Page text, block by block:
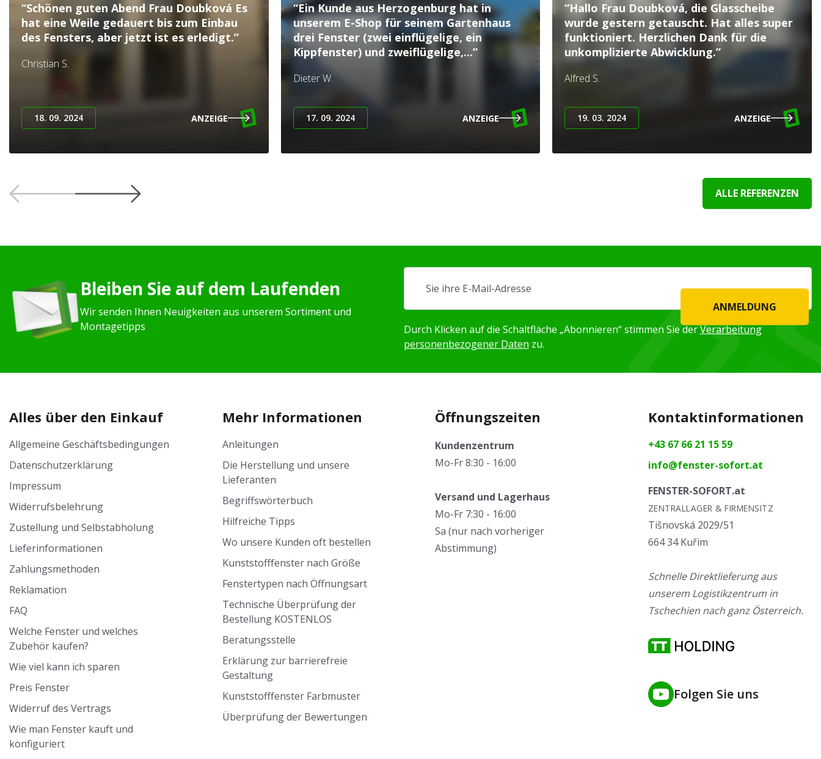
“Schönen guten Abend Frau Doubková Es
hat eine Weile gedauert bis zum Einbau
des Fensters, aber jetzt ist es erledigt.”
Christian S.
18. 09. 2024 ANZEIGE
“Ein Kunde aus Herzogenburg hat in
unserem E-Shop für seinem Gartenhaus
drei Fenster (zwei einflügelige, ein
Kippfenster) und zweiflügelige,...”
Dieter W.
17. 09. 2024 ANZEIGE
“Hallo Frau Doubková, die Glasscheibe
wurde gestern getauscht. Hat alles super
funktioniert. Herzlichen Dank für die
unkomplizierte Abwicklung.”
Alfred S.
19. 03. 2024 ANZEIGE
ALLE REFERENZEN
Bleiben Sie auf dem Laufenden
Wir senden Ihnen Neuigkeiten aus unserem Sortiment und
Montagetipps
ANMELDUNG
Durch Klicken auf die Schaltfläche „Abonnieren“ stimmen Sie derVerarbeitung
personenbezogener Daten zu.
Alles über den Einkauf
Allgemeine Geschäftsbedingungen
Datenschutzerklärung
Impressum
Widerrufsbelehrung
Zustellung und Selbstabholung
Lieferinformationen
Zahlungsmethoden
Reklamation
FAQ
Welche Fenster und welches
Zubehör kaufen?
Wie viel kann ich sparen
Preis Fenster
Widerruf des Vertrags
Wie man Fenster kauft und
konfiguriert
Mehr Informationen
Anleitungen
Die Herstellung und unsere
Lieferanten
Begriffswörterbuch
Hilfreiche Tipps
Wo unsere Kunden oft bestellen
Kunststofffenster nach Größe
Fenstertypen nach Öffnungsart
Technische Überprüfung der
Bestellung KOSTENLOS
Beratungsstelle
Erklärung zur barrierefreie
Gestaltung
Kunststofffenster Farbmuster
Überprüfung der Bewertungen
Öffnungszeiten
Kundenzentrum
Mo-Fr 8:30 - 16:00
Versand und Lagerhaus
Mo-Fr 7:30 - 16:00
Sa (nur nach vorheriger
Abstimmung)
Kontaktinformationen
+43 67 66 21 15 59
info@fenster-sofort.at
FENSTER-SOFORT.at
ZENTRALLAGER & FIRMENSITZ
Tišnovská 2029/51
664 34 Kuřim
Schnelle Direktlieferung aus
unserem Logistikzentrum in
Tschechien nach ganz Österreich.
Folgen Sie uns